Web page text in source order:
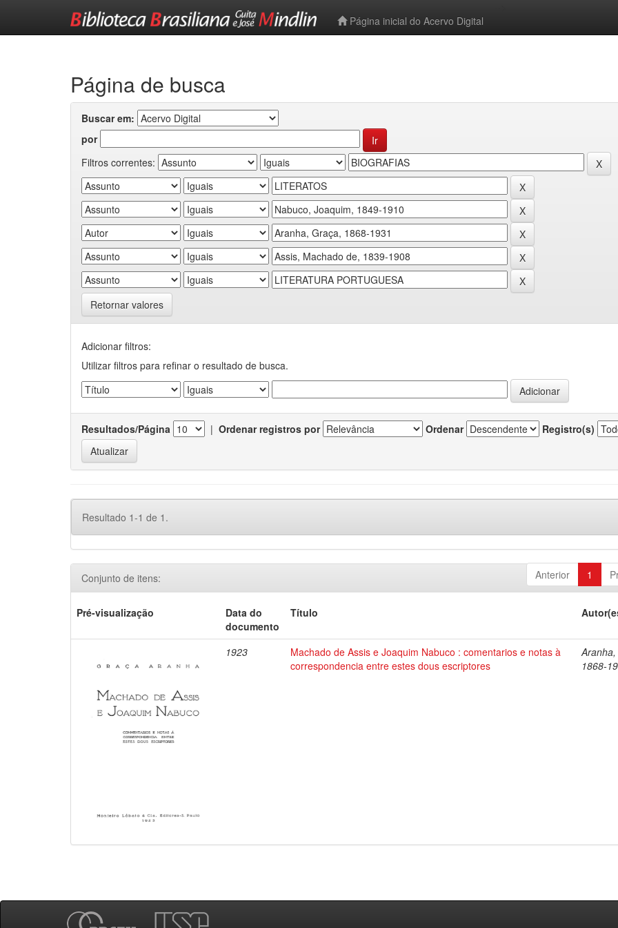
Página inicial do Acervo Digital
Página de busca
Buscar em:
por
Filtros correntes:
Retornar valores
Adicionar filtros:
Utilizar filtros para refinar o resultado de busca.
Resultados/Página | Ordenar registros por Ordenar Registro(s)
Resultado 1-1 de 1.
Anterior 1
Conjunto de itens:
Pré-visualização
Data do
documento
Título
1923
Machado de Assis e Joaquim Nabuco : comentarios e notas à
correspondencia entre estes dous escriptores
1868-